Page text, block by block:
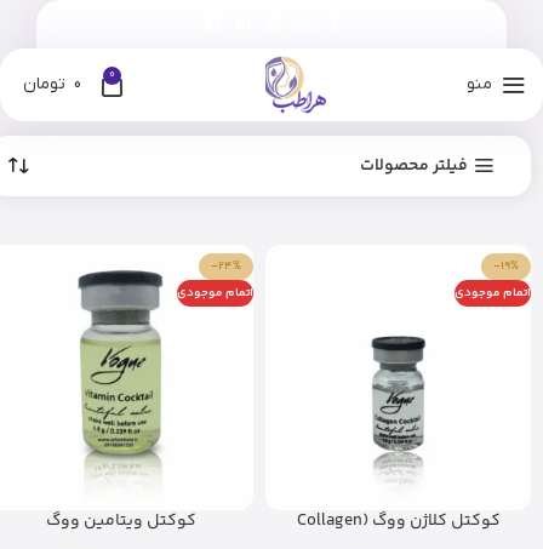
منو 0
0 تومان
فیلتر محصولات
-19%
اتمام موجودی
کوکتل کلاژن ووگ (Collagen
-24%
اتمام موجودی
کوکتل ویتامین ووگ